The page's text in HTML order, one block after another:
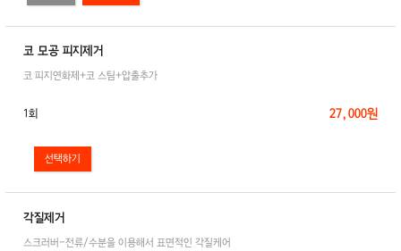
코 모공 피지제거
코 피지연화제+코 스팀+압출추가
1회 27,000원
각질제거
스크러버-전류/수분을 이용해서 표면적인 각질케어